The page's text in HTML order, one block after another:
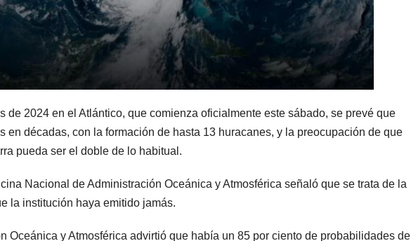
de 2024 en el Atlántico, que comienza oficialmente este sábado, se prevé que
en décadas, con la formación de hasta 13 huracanes, y la preocupación de que
pueda ser el doble de lo habitual.
Nacional de Administración Oceánica y Atmosférica señaló que se trata de la
la institución haya emitido jamás.
Oceánica y Atmosférica advirtió que había un 85 por ciento de probabilidades de